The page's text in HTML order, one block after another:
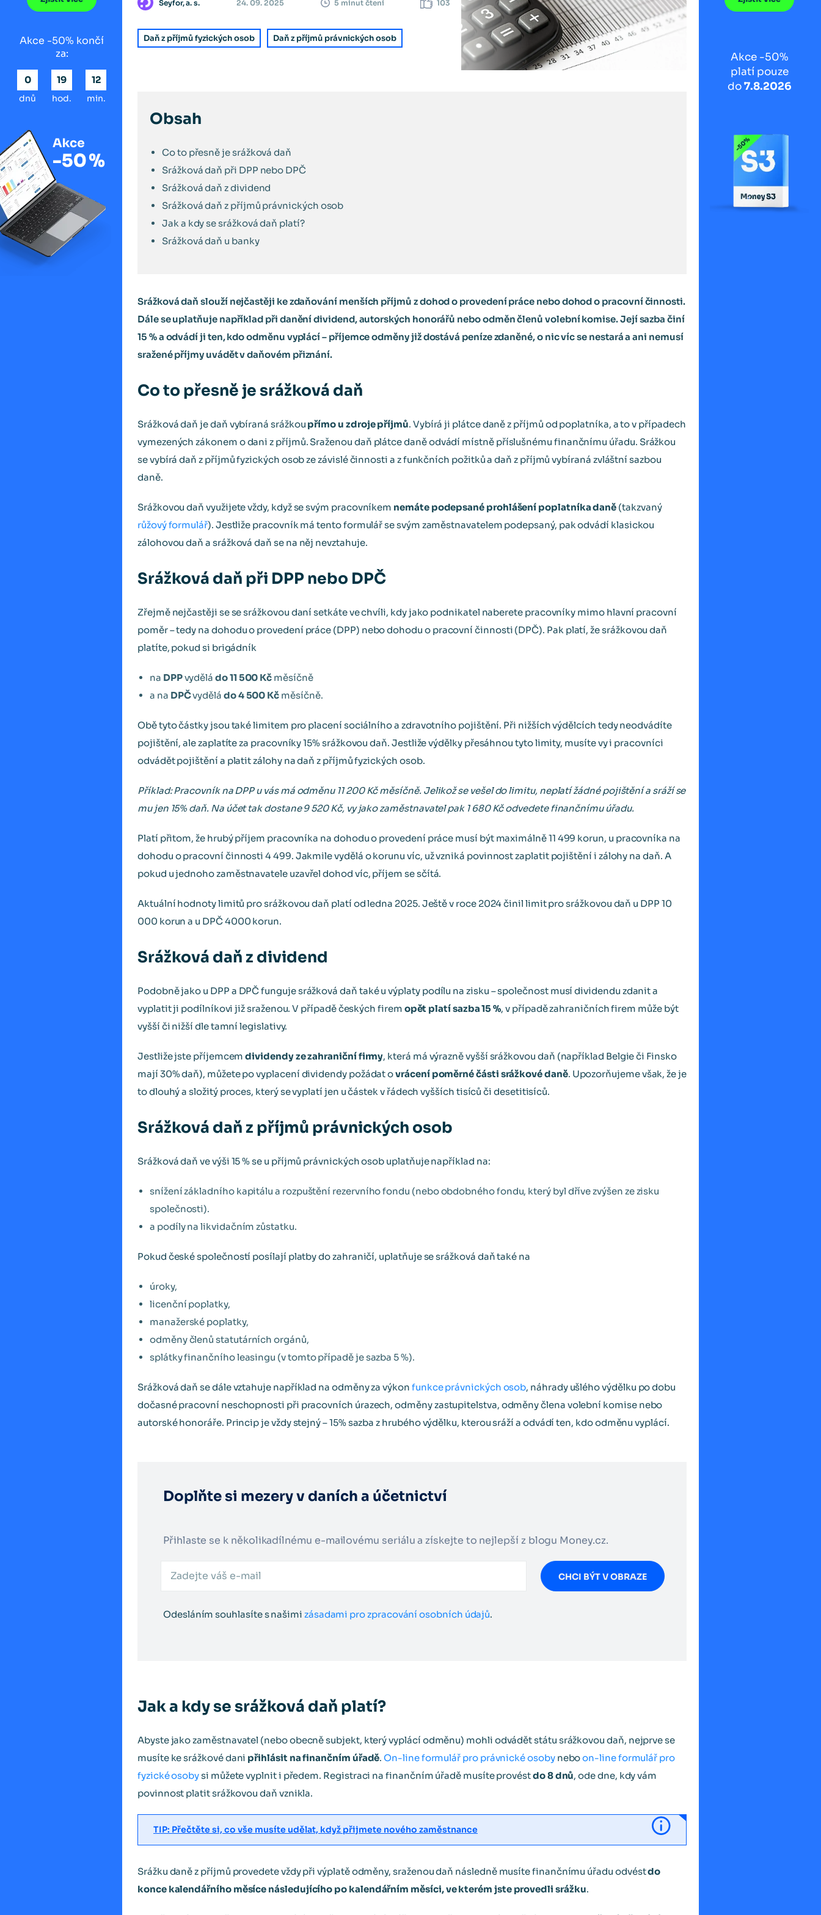
Akce -50% končí
za:
0
dnů
19
hod.
12
min.
Seyfor, a. s. 24. 09. 2025 5 minut čtení 103
Daň z příjmů fyzických osob Daň z příjmů právnických osob
Obsah
Co to přesně je srážková daň
Srážková daň při DPP nebo DPČ
Srážková daň z dividend
Srážková daň z příjmů právnických osob
Jak a kdy se srážková daň platí?
Srážková daň u banky
Srážková daň slouží nejčastěji ke zdaňování menších příjmů z dohod o provedení práce nebo dohod o pracovní činnosti.
Dále se uplatňuje například při danění dividend, autorských honorářů nebo odměn členů volební komise. Její sazba činí
15 % a odvádí ji ten, kdo odměnu vyplácí – příjemce odměny již dostává peníze zdaněné, o nic víc se nestará a ani nemusí
sražené příjmy uvádět v daňovém přiznání.
Co to přesně je srážková daň
Srážková daň je daň vybíraná srážkou přímo u zdroje příjmů. Vybírá ji plátce daně z příjmů od poplatníka, a to v případech
vymezených zákonem o dani z příjmů. Sraženou daň plátce daně odvádí místně příslušnému finančnímu úřadu. Srážkou
se vybírá daň z příjmů fyzických osob ze závislé činnosti a z funkčních požitků a daň z příjmů vybíraná zvláštní sazbou
daně.
Srážkovou daň využijete vždy, když se svým pracovníkem nemáte podepsané prohlášení poplatníka daně (takzvaný
růžový formulář). Jestliže pracovník má tento formulář se svým zaměstnavatelem podepsaný, pak odvádí klasickou
zálohovou daň a srážková daň se na něj nevztahuje.
Srážková daň při DPP nebo DPČ
Zřejmě nejčastěji se se srážkovou daní setkáte ve chvíli, kdy jako podnikatel naberete pracovníky mimo hlavní pracovní
poměr – tedy na dohodu o provedení práce (DPP) nebo dohodu o pracovní činnosti (DPČ). Pak platí, že srážkovou daň
platíte, pokud si brigádník
na DPPvyděládo 11 500 Kč měsíčně
a na DPČvydělá do 4 500 Kč měsíčně.
Obě tyto částky jsou také limitem pro placení sociálního a zdravotního pojištění. Při nižších výdělcích tedy neodvádíte
pojištění, ale zaplatíte za pracovníky 15% srážkovou daň. Jestliže výdělky přesáhnou tyto limity, musíte vy i pracovníci
odvádět pojištění a platit zálohy na daň z příjmů fyzických osob.
Příklad: Pracovník na DPP u vás má odměnu 11 200 Kč měsíčně. Jelikož se vešel do limitu, neplatí žádné pojištění a sráží se
mu jen 15% daň. Na účet tak dostane 9 520 Kč, vy jako zaměstnavatel pak 1 680 Kč odvedete finančnímu úřadu.
Platí přitom, že hrubý příjem pracovníka na dohodu o provedení práce musí být maximálně 11 499 korun, u pracovníka na
dohodu o pracovní činnosti 4 499. Jakmile vydělá o korunu víc, už vzniká povinnost zaplatit pojištění i zálohy na daň. A
pokud u jednoho zaměstnavatele uzavřel dohod víc, příjem se sčítá.
Aktuální hodnoty limitů pro srážkovou daň platí od ledna 2025. Ještě v roce 2024 činil limit pro srážkovou daň u DPP 10
000 korun a u DPČ 4000 korun.
Srážková daň z dividend
Podobně jako u DPP a DPČ funguje srážková daň také u výplaty podílu na zisku – společnost musí dividendu zdanit a
vyplatit ji podílníkovi již sraženou. V případě českých firem opět platí sazba 15 %, v případě zahraničních firem může být
vyšší či nižší dle tamní legislativy.
Jestliže jste příjemcemdividendy ze zahraniční firmy, která má výrazně vyšší srážkovou daň (například Belgie či Finsko
mají 30% daň), můžete po vyplacení dividendy požádat ovrácení poměrné části srážkové daně. Upozorňujeme však, že je
to dlouhý a složitý proces, který se vyplatí jen u částek v řádech vyšších tisíců či desetitisíců.
Srážková daň z příjmů právnických osob
Srážková daň ve výši 15 % se u příjmů právnických osob uplatňuje například na:
snížení základního kapitálu a rozpuštění rezervního fondu (nebo obdobného fondu, který byl dříve zvýšen ze zisku
společnosti).
a podíly na likvidačním zůstatku.
Pokud české společností posílají platby do zahraničí, uplatňuje se srážková daň také na
úroky,
licenční poplatky,
manažerské poplatky,
odměny členů statutárních orgánů,
splátky finančního leasingu (v tomto případě je sazba 5 %).
Srážková daň se dále vztahuje například na odměny za výkon funkce právnických osob, náhrady ušlého výdělku po dobu
dočasné pracovní neschopnosti při pracovních úrazech, odměny zastupitelstva, odměny člena volební komise nebo
autorské honoráře. Princip je vždy stejný – 15% sazba z hrubého výdělku, kterou sráží a odvádí ten, kdo odměnu vyplácí.
Doplňte si mezery v daních a účetnictví
Přihlaste se k několikadílnému e-mailovému seriálu a získejte to nejlepší z blogu Money.cz.
CHCI BÝT V OBRAZE
Odesláním souhlasíte s našimi zásadami pro zpracování osobních údajů.
Jak a kdy se srážková daň platí?
Abyste jako zaměstnavatel (nebo obecně subjekt, který vyplácí odměnu) mohli odvádět státu srážkovou daň, nejprve se
musíte ke srážkové dani přihlásit na finančním úřadě.On-line formulář pro právnické osobyneboon-line formulář pro
fyzické osobysi můžete vyplnit i předem. Registraci na finančním úřadě musíte provéstdo 8 dnů, ode dne, kdy vám
povinnost platit srážkovou daň vznikla.
TIP: Přečtěte si, co vše musíte udělat, když přijmete nového zaměstnance
Srážku daně z příjmů provedete vždy při výplatě odměny, sraženou daň následně musíte finančnímu úřadu odvéstdo
konce kalendářního měsíce následujícího po kalendářním měsíci, ve kterém jste provedli srážku.
Akce -50%
platí pouze
do7.8.2026